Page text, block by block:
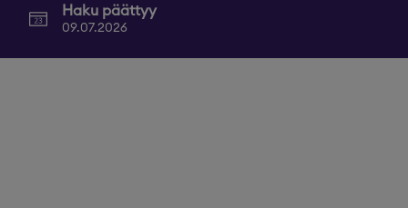
Haku päättyy
09.07.2026